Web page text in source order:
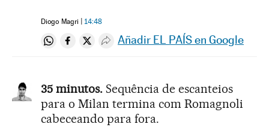
Diogo Magri 14:48
Compartir en Whatsapp
Compartir en Facebook
Compartir en Twitter
Desplegar Redes Sociales
Añadir EL PAÍS en Google
35 minutos. Sequência de escanteios
para o Milan termina com Romagnoli
cabeceando para fora.